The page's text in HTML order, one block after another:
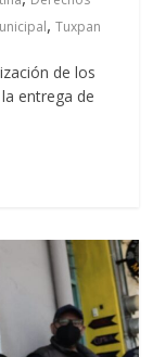
,Tuxpan
de los
entrega de